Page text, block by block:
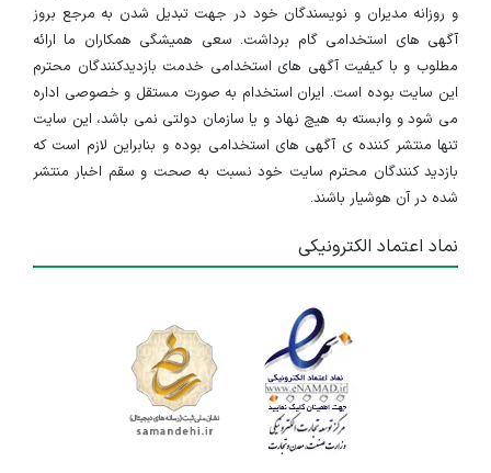
و روزانه مدیران و نویسندگان خود در جهت تبدیل شدن به مرجع بروز
آگهی های استخدامی گام برداشت. سعی همیشگی همکاران ما ارائه
مطلوب و با کیفیت آگهی های استخدامی خدمت بازدیدکنندگان محترم
این سایت بوده است. ایران استخدام به صورت مستقل و خصوصی اداره
می شود و وابسته به هیچ نهاد و یا سازمان دولتی نمی باشد، این سایت
تنها منتشر کننده ی آگهی های استخدامی بوده و بنابراین لازم است که
بازدید کنندگان محترم سایت خود نسبت به صحت و سقم اخبار منتشر
شده در آن هوشیار باشند.
نماد اعتماد الکترونیکی